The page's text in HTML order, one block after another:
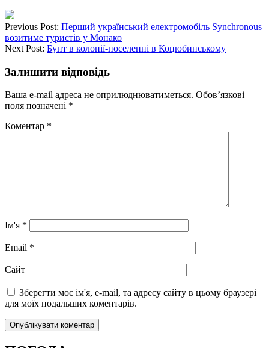
Previous Post: Перший український електромобіль Synchronous
возитиме туристів у Монако
Next Post: Бунт в колонії-поселенні в Коцюбинському
Залишити відповідь
Ваша e-mail адреса не оприлюднюватиметься. Обов’язкові
поля позначені *
Коментар *
Ім'я *
Email *
Сайт
Зберегти моє ім'я, e-mail, та адресу сайту в цьому браузері
для моїх подальших коментарів.